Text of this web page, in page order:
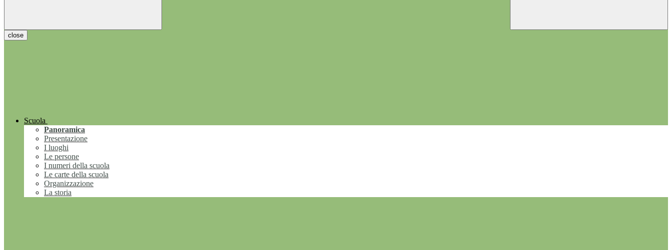
close
Scuola
Panoramica
Presentazione
I luoghi
Le persone
I numeri della scuola
Le carte della scuola
Organizzazione
La storia